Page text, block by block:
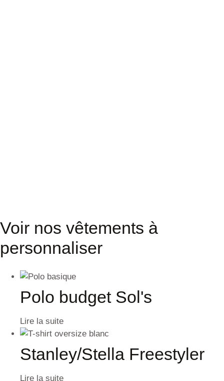
Voir nos vêtements à
personnaliser
Polo budget Sol's
Lire la suite
Stanley/Stella Freestyler
Lire la suite